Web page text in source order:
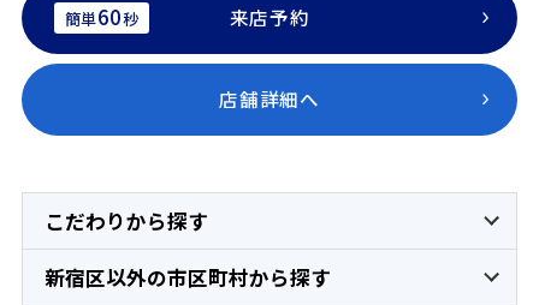
簡単60秒 来店予約
店舗詳細へ
こだわりから探す
新宿区以外の市区町村から探す